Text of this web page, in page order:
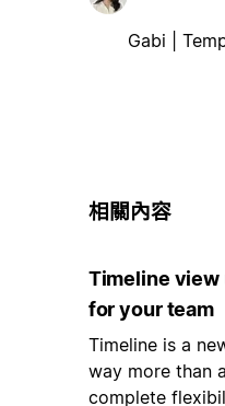
Gabi |
相關內容
Timeline
for your team
Timeline is a
way more than
complete